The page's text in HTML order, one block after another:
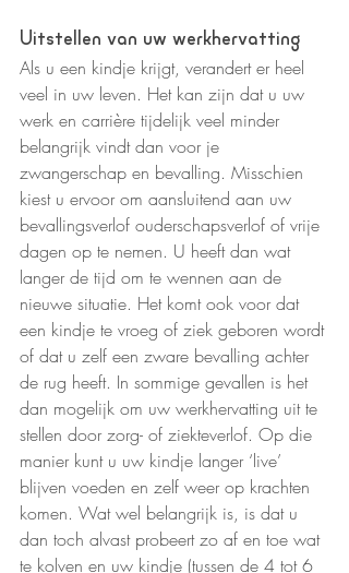
Uitstellen van uw werkhervatting
Als u een kindje krijgt, verandert er heel
veel in uw leven. Het kan zijn dat u uw
werk en carrière tijdelijk veel minder
belangrijk vindt dan voor je
zwangerschap en bevalling. Misschien
kiest u ervoor om aansluitend aan uw
bevallingsverlof ouderschapsverlof of vrije
dagen op te nemen. U heeft dan wat
langer de tijd om te wennen aan de
nieuwe situatie. Het komt ook voor dat
een kindje te vroeg of ziek geboren wordt
of dat u zelf een zware bevalling achter
de rug heeft. In sommige gevallen is het
dan mogelijk om uw werkhervatting uit te
stellen door zorg- of ziekteverlof. Op die
manier kunt u uw kindje langer ‘live’
blijven voeden en zelf weer op krachten
komen. Wat wel belangrijk is, is dat u
dan toch alvast probeert zo af en toe wat
te kolven en uw kindje (tussen de 4 tot 6